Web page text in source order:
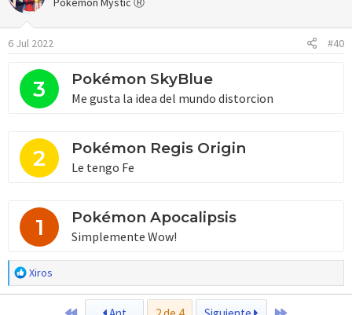
i
o
n
s
6 Jul 2022 #40
3 Pokémon SkyBlue
Me gusta la idea del mundo distorcion
2 Pokémon Regis Origin
Le tengo Fe
1 Pokémon Apocalipsis
Simplemente Wow!
R
e
Xiros